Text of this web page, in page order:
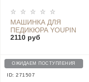
МАШИНКА ДЛЯ
ПЕДИКЮРА YOUPIN
PRITECH M7 2 В 1
2110 руб
ОЖИДАЕМ ПОСТУПЛЕНИЯ
ID: 271507